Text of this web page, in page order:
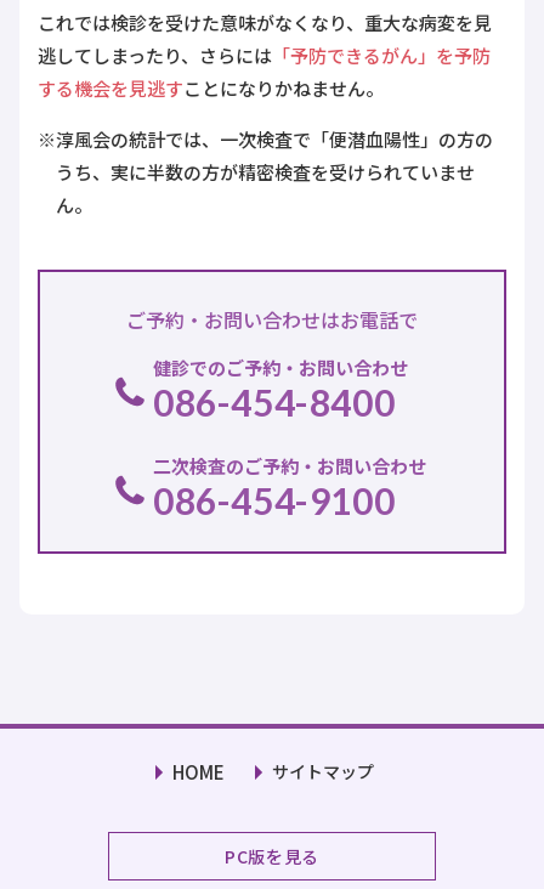
これでは検診を受けた意味がなくなり、重大な病変を見
逃してしまったり、さらには「予防できるがん」を予防
する機会を見逃すことになりかねません。
※淳風会の統計では、一次検査で「便潜血陽性」の方の
うち、実に半数の方が精密検査を受けられていませ
ん。
ご予約・お問い合わせはお電話で
健診でのご予約・ お問い合わせ
086-454-8400
二次検査のご予約・ お問い合わせ
086-454-9100
HOME サイトマップ
PC版を見る